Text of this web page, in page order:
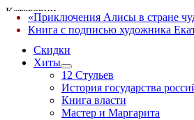
Категории
Скидки
Хиты
12 Стульев
История государства
Книга власти
Мастер и Маргарита
«Приключения Алисы в стране
Книга с подписью художника